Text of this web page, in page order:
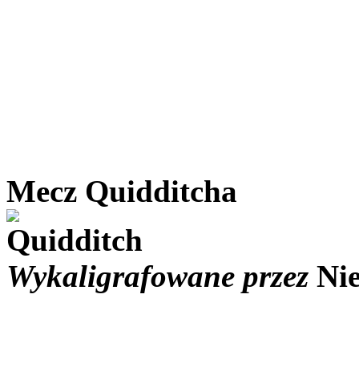
Mecz Quidditcha
Wykaligrafowane przez